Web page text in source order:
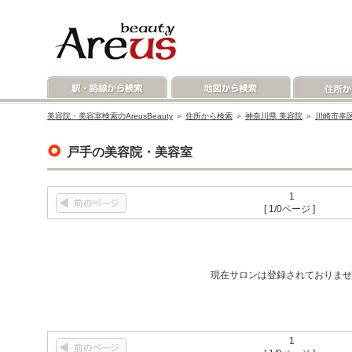
美容院・美容室検索のAreusBeauty ＞ 住所から検索 ＞ 神奈川県 美容院 ＞ 川崎市幸
戸手の美容院・美容室
1
[ 1/0ページ ]
現在サロンは登録されておりま
1